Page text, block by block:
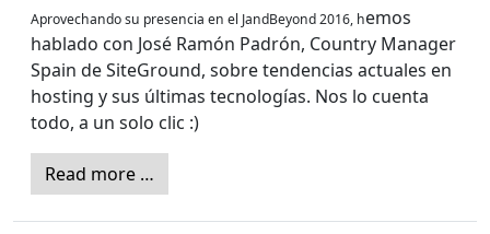
Aprovechando su presencia en el JandBeyond 2016, hemos
hablado con José Ramón Padrón, Country Manager
Spain de SiteGround, sobre tendencias actuales en
hosting y sus últimas tecnologías. Nos lo cuenta
todo, a un solo clic :)
Read more …